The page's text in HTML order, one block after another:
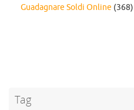
Guadagnare Soldi Online (368)
Tag